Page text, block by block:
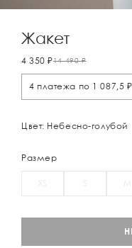
Жакет
4 350 ₽14 490 ₽
4 платежа по 1 087,5 ₽
Цвет: Небесно-голубой
Размер